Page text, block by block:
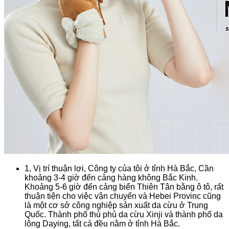
1, Vị trí thuận lợi, Công ty của tôi ở tỉnh Hà Bắc, Cần
khoảng 3-4 giờ đến cảng hàng không Bắc Kinh.
Khoảng 5-6 giờ đến cảng biển Thiên Tân bằng ô tô, rất
thuận tiện cho việc vận chuyển và Hebei Provinc cũng
là một cơ sở công nghiệp sản xuất da cừu ở Trung
Quốc. Thành phố thủ phủ da cừu Xinji và thành phố da
lông Daying, tất cả đều nằm ở tỉnh Hà Bắc.